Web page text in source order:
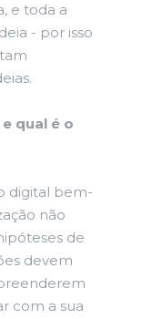
e toda a
- por isso
qual é o
digital bem-
não
de
devem
com a sua